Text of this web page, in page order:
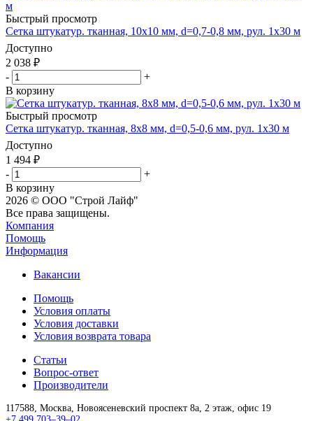
Быстрый просмотр
Сетка штукатур. тканная, 10x10 мм, d=0,7-0,8 мм, рул. 1x30 м
Доступно
2 038 ₽
-
+
В корзину
Быстрый просмотр
Сетка штукатур. тканная, 8x8 мм, d=0,5-0,6 мм, рул. 1x30 м
Доступно
1 494 ₽
-
+
В корзину
2026 © ООО "Строй Лайф"
Все права защищены.
Компания
Помощь
Информация
Вакансии
Помощь
Условия оплаты
Условия доставки
Условия возврата товара
Статьи
Вопрос-ответ
Производители
117588, Москва, Новоясеневский проспект 8а, 2 этаж, офис 19